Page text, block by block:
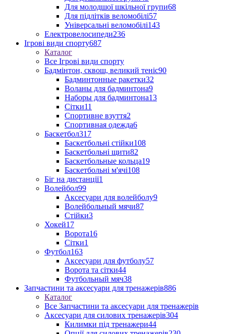
Для молодшої шкільної групи68
Для підлітків веломобілі57
Універсальні веломобілі143
Електровелосипеди236
Ігрові види спорту687
Каталог
Все Ігрові види спорту
Бадмінтон, сквош, великий теніс90
Бадминтонные ракетки32
Воланы для бадминтона9
Наборы для бадминтона13
Сітки11
Спортивне взуття2
Спортивная одежда6
Баскетбол317
Баскетбольні стійки108
Баскетбольні щити82
Баскетбольные кольца19
Баскетбольні м'ячі108
Біг на дистанції1
Волейбол99
Аксесуари для волейболу9
Волейбольный мячи87
Стійки3
Хокей17
Ворота16
Сітки1
Футбол163
Аксесуари для футболу57
Ворота та сітки44
Футбольный мяч38
Запчастини та аксесуари для тренажерів886
Каталог
Все Запчастини та аксесуари для тренажерів
Аксесуари для силових тренажерів304
Килимки під тренажери44